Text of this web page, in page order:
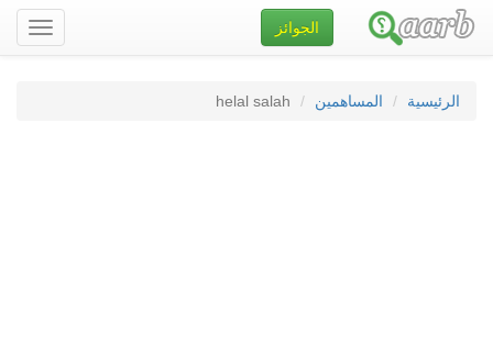
تصفح
الموقع
الجوائز
الرئيسية المساهمين helal salah